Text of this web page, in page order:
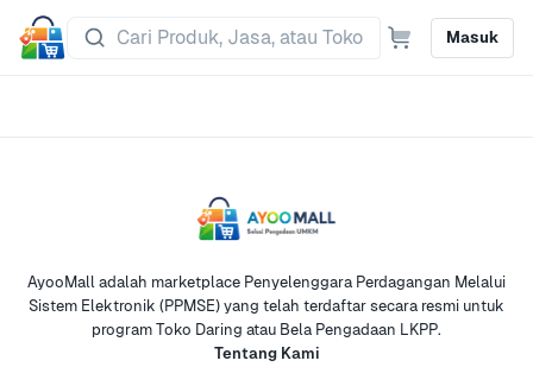
Masuk
AyooMall adalah marketplace Penyelenggara Perdagangan Melalui
Sistem Elektronik (PPMSE) yang telah terdaftar secara resmi untuk
program Toko Daring atau Bela Pengadaan LKPP.
Tentang Kami